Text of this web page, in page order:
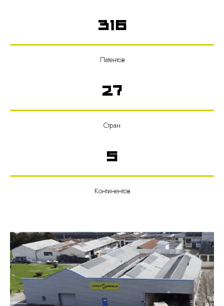
316
Патентов
27
Стран
5
Континентов